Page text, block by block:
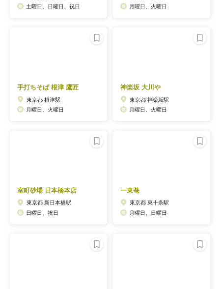
土曜日、日曜日、祝日
月曜日、火曜日
手打ちそば 根津 鷹匠
東京都 根津駅
月曜日、火曜日
神楽坂 大川や
東京都 神楽坂駅
月曜日、火曜日
室町砂場 日本橋本店
東京都 新日本橋駅
日曜日、祝日
一東菴
東京都 東十条駅
月曜日、日曜日